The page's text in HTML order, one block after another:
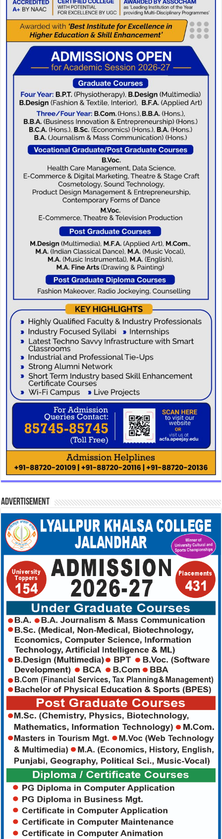
Advertisement